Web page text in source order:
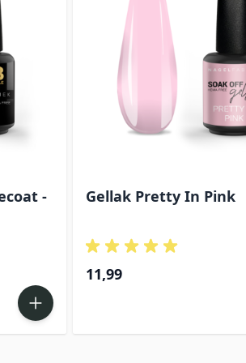
-
Gellak Pretty In Pink
11,99